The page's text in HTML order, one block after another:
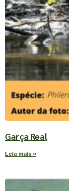
Garça Real
Leia mais »